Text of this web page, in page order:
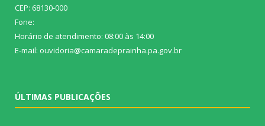
CEP: 68130-000
Fone:
Horário de atendimento: 08:00 às 14:00
E-mail: ouvidoria@camaradeprainha.pa.gov.br
ÚLTIMAS PUBLICAÇÕES